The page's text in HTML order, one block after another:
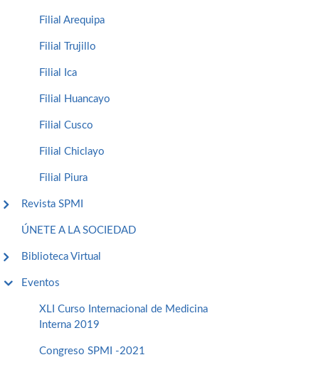
Filial Arequipa
Filial Trujillo
Filial Ica
Filial Huancayo
Filial Cusco
Filial Chiclayo
Filial Piura
Revista SPMI
ÚNETE A LA SOCIEDAD
Biblioteca Virtual
Eventos
XLI Curso Internacional de Medicina
Interna 2019
Congreso SPMI -2021